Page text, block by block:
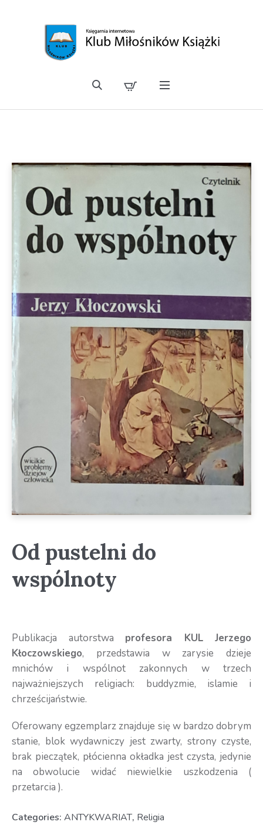
Od pustelni do
wspólnoty
Publikacja autorstwa profesora KUL Jerzego
Kłoczowskiego, przedstawia w zarysie dzieje
mnichów i wspólnot zakonnych w trzech
najważniejszych religiach: buddyzmie, islamie i
chrześcijaństwie.
Oferowany egzemplarz znajduje się w bardzo dobrym
stanie, blok wydawniczy jest zwarty, strony czyste,
brak pieczątek, płócienna okładka jest czysta, jedynie
na obwolucie widać niewielkie uszkodzenia (
przetarcia ).
Categories: ANTYKWARIAT, Religia